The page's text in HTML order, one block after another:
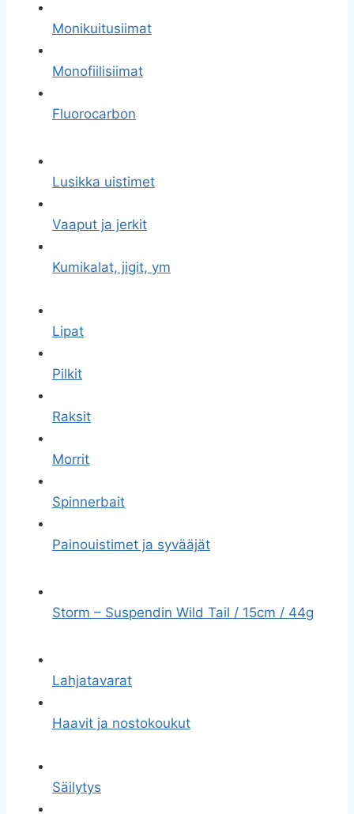
Monikuitusiimat
Monofiilisiimat
Fluorocarbon
Lusikka uistimet
Vaaput ja jerkit
Kumikalat, jigit, ym
Lipat
Pilkit
Raksit
Morrit
Spinnerbait
Painouistimet ja syvääjät
Storm – Suspendin Wild Tail / 15cm / 44g
Lahjatavarat
Haavit ja nostokoukut
Säilytys